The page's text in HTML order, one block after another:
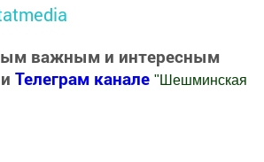
важным и интересным
и Телеграм канале " Шешминская